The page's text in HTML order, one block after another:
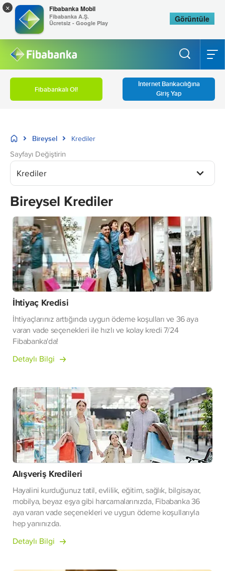
Fibabankalı Ol!
İnternet Bankacılığına
Giriş Yap
Bireysel Krediler
Sayfayı Değiştirin
Krediler
Bireysel Krediler
İhtiyaç Kredisi
İhtiyaçlarınız arttığında uygun ödeme koşulları ve 36 aya
varan vade seçenekleri ile hızlı ve kolay kredi 7/24
Fibabanka'da!
Detaylı Bilgi
Alışveriş Kredileri
Hayalini kurduğunuz tatil, evlilik, eğitim, sağlık, bilgisayar,
mobilya, beyaz eşya gibi harcamalarınızda, Fibabanka 36
aya varan vade seçenekleri ve uygun ödeme koşullarıyla
hep yanınızda.
Detaylı Bilgi
× Fibabanka Mobil
Fibabanka A.Ş.
Ücretsiz - Google Play
Görüntüle